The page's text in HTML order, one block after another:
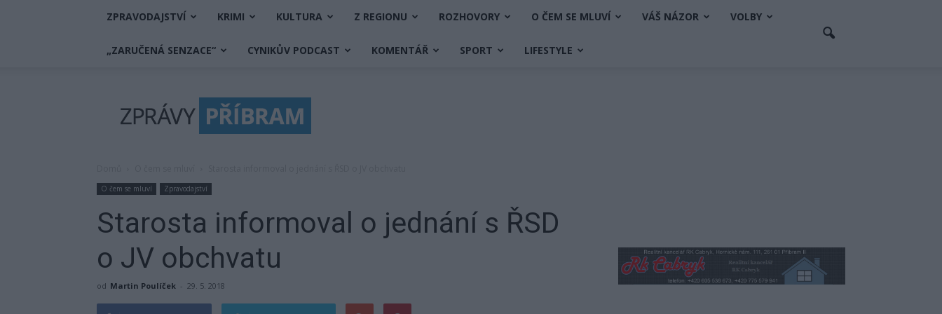
ZPRAVODAJSTVÍ KRIMI KULTURA Z REGIONU ROZHOVORY O ČEM SE MLUVÍ VÁŠ NÁZOR VOLBY
„ZARUČENÁ SENZACE“ CYNIKŮV PODCAST KOMENTÁŘ SPORT LIFESTYLE
Příbram
O čem se mluví Zpravodajství
Starosta informoval o jednání s ŘSD
o JV obchvatu
od Martin Poulíček - 29. 5. 2018